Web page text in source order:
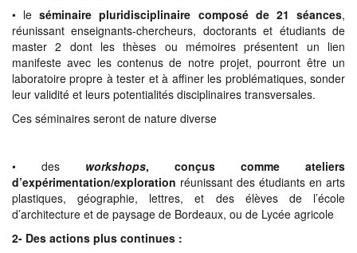
• leséminaire pluridisciplinaire composé de 21 séances,
réunissant enseignants-chercheurs, doctorants et étudiants de
master 2 dont les thèses ou mémoires présentent un lien
manifeste avec les contenus de notre projet, pourront être un
laboratoire propre à tester et à affiner les problématiques, sonder
leur validité et leurs potentialités disciplinaires transversales.
Ces séminaires seront de nature diverse
• des workshops, conçus comme ateliers
d’expérimentation/exploration réunissant des étudiants en arts
plastiques, géographie, lettres, et des élèves de l’école
d’architecture et de paysage de Bordeaux, ou de Lycée agricole
2- Des actions plus continues :